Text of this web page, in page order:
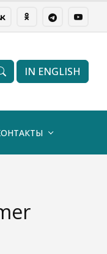
IN ENGLISH